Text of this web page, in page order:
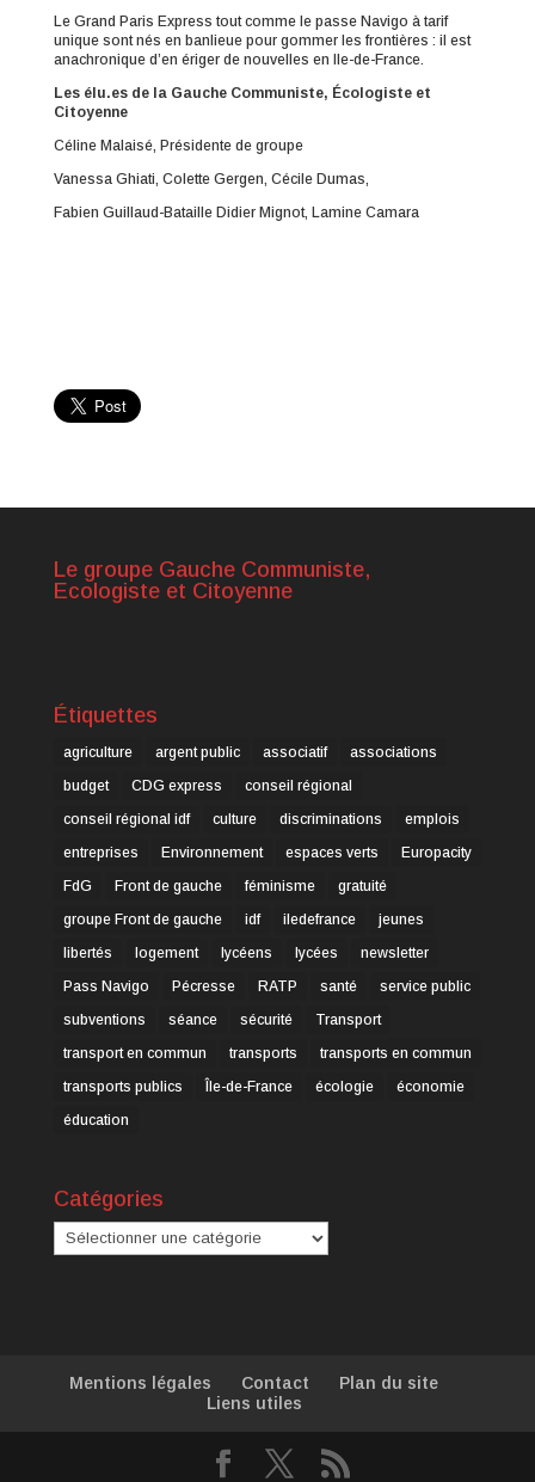
Le Grand Paris Express tout comme le passe Navigo à tarif
unique sont nés en banlieue pour gommer les frontières : il est
anachronique d’en ériger de nouvelles en Ile-de-France.
Les élu.es de la Gauche Communiste, Écologiste et
Citoyenne
Céline Malaisé, Présidente de groupe
Vanessa Ghiati, Colette Gergen, Cécile Dumas,
Fabien Guillaud-Bataille Didier Mignot, Lamine Camara
Le groupe Gauche Communiste,
Ecologiste et Citoyenne
Étiquettes
agriculture argent public associatif
associations
budget
CDG express
conseil régional
conseil régional idf
culture discriminations
emplois
entreprises
Environnement espaces verts
Europacity
FdG
Front de gauche féminisme
gratuité
groupe Front de gauche
idf iledefrance
jeunes
libertés
logement lycéens lycées
newsletter
Pass Navigo
Pécresse RATP santé
service public
subventions
séance sécurité
Transport
transport en commun
transports
transports en commun
transports publics
Île-de-France écologie
économie
éducation
Catégories
Catégories
Mentions légales Contact
Plan du site
Liens utiles